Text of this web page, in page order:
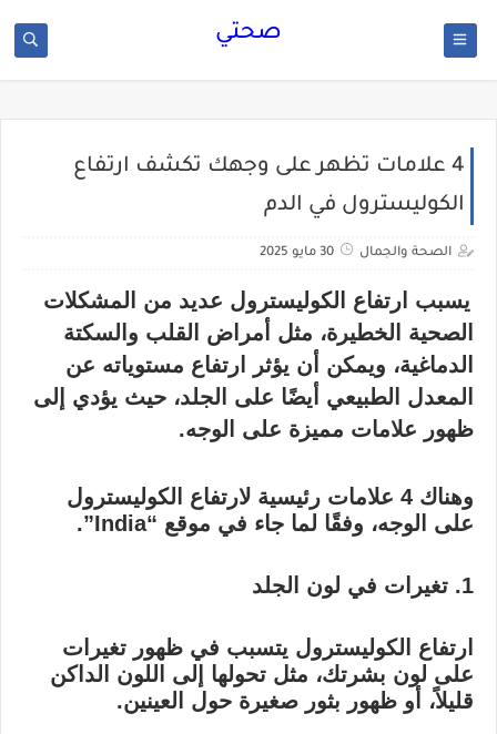
صحتي
4 علامات تظهر على وجهك تكشف ارتفاع
الكوليسترول في الدم
الصحة والجمال 30 مايو 2025
يسبب ارتفاع الكوليسترول عديد من المشكلات
الصحية الخطيرة، مثل أمراض القلب والسكتة
الدماغية، ويمكن أن يؤثر ارتفاع مستوياته عن
المعدل الطبيعي أيضًا على الجلد، حيث يؤدي إلى
ظهور علامات مميزة على الوجه.
وهناك 4 علامات رئيسية لارتفاع الكوليسترول
على الوجه، وفقًا لما جاء في موقع “India”.
1. تغيرات في لون الجلد
ارتفاع الكوليسترول يتسبب في ظهور تغيرات
على لون بشرتك، مثل تحولها إلى اللون الداكن
قليلاً، أو ظهور بثور صغيرة حول العينين.